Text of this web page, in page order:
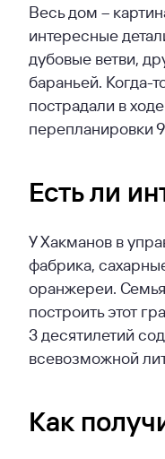
Весь дом –
интересные
дубовые ветви,
бараньей. Когда-
пострадали в
перепланировки
Есть ли
У Хакманов в
фабрика,
оранжереи.
построить этот
3 десятилетий
всевозможной
Как